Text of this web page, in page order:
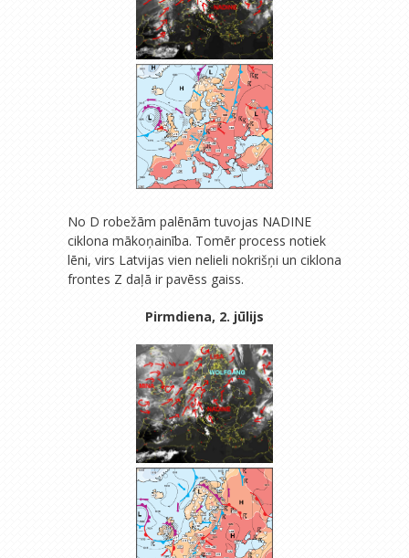
No D robežām palēnām tuvojas NADINE
ciklona mākoņainība. Tomēr process notiek
lēni, virs Latvijas vien nelieli nokrišņi un ciklona
frontes Z daļā ir pavēss gaiss.
Pirmdiena, 2. jūlijs